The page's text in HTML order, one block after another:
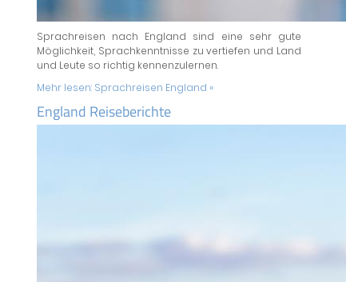
Sprachreisen nach England sind eine sehr gute
Möglichkeit, Sprachkenntnisse zu vertiefen und Land
und Leute so richtig kennenzulernen.
Mehr lesen: Sprachreisen England »
England Reiseberichte